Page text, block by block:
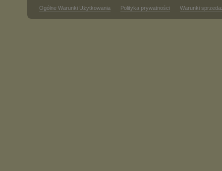
Ogólne Warunki Użytkowania Polityka prywatności Warunki